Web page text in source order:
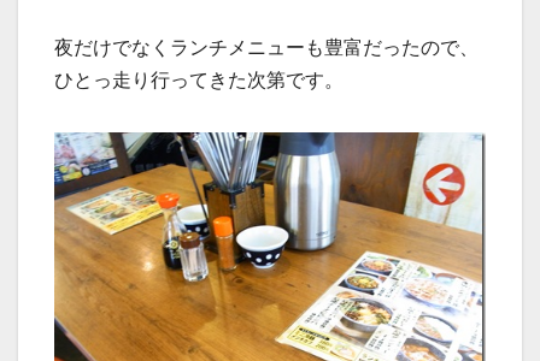
夜だけでなくランチメニューも豊富だったので、
ひとっ走り行ってきた次第です。